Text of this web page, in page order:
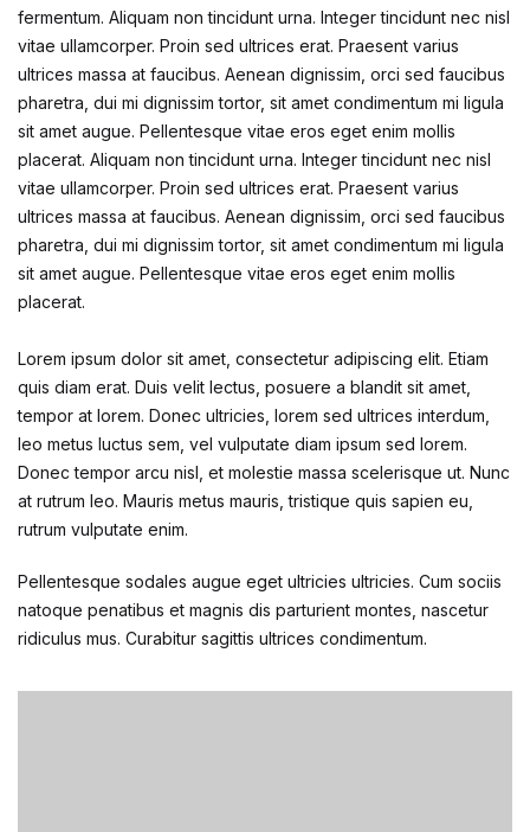
fermentum. Aliquam non tincidunt urna. Integer tincidunt nec nisl
vitae ullamcorper. Proin sed ultrices erat. Praesent varius
ultrices massa at faucibus. Aenean dignissim, orci sed faucibus
pharetra, dui mi dignissim tortor, sit amet condimentum mi ligula
sit amet augue. Pellentesque vitae eros eget enim mollis
placerat. Aliquam non tincidunt urna. Integer tincidunt nec nisl
vitae ullamcorper. Proin sed ultrices erat. Praesent varius
ultrices massa at faucibus. Aenean dignissim, orci sed faucibus
pharetra, dui mi dignissim tortor, sit amet condimentum mi ligula
sit amet augue. Pellentesque vitae eros eget enim mollis
placerat.
Lorem ipsum dolor sit amet, consectetur adipiscing elit. Etiam
quis diam erat. Duis velit lectus, posuere a blandit sit amet,
tempor at lorem. Donec ultricies, lorem sed ultrices interdum,
leo metus luctus sem, vel vulputate diam ipsum sed lorem.
Donec tempor arcu nisl, et molestie massa scelerisque ut. Nunc
at rutrum leo. Mauris metus mauris, tristique quis sapien eu,
rutrum vulputate enim.
Pellentesque sodales augue eget ultricies ultricies. Cum sociis
natoque penatibus et magnis dis parturient montes, nascetur
ridiculus mus. Curabitur sagittis ultrices condimentum.